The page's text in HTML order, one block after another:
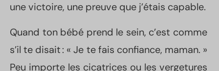
une victoire, une preuve que j’étais capable.
Quand ton bébé prend le sein, c’est comme
s’il te disait : « Je te fais confiance, maman. »
Peu importe les cicatrices ou les vergetures